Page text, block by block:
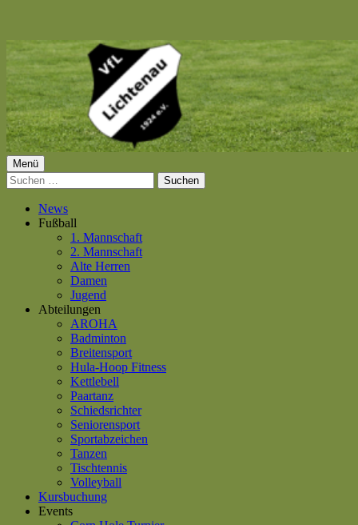
Springe
zum
Inhalt
VfL Lichtenau 1924 e.V.
Primäres
Menü
Menü
Suchen
nach:
News
Fußball
1. Mannschaft
2. Mannschaft
Alte Herren
Damen
Jugend
Abteilungen
AROHA
Badminton
Breitensport
Hula-Hoop Fitness
Kettlebell
Paartanz
Schiedsrichter
Seniorensport
Sportabzeichen
Tanzen
Tischtennis
Volleyball
Kursbuchung
Events